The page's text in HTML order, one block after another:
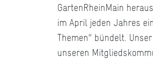
GartenRheinMain
im April jeden Jahres
Themen“ bündelt.
unseren